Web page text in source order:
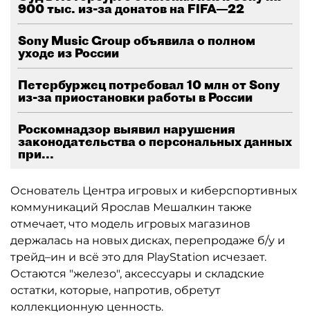
900 тыс. из-за донатов на FIFA—22
Sony Music Group объявила о полном
уходе из России
Петербуржец потребовал 10 млн от Sony
из-за приостановки работы в России
Роскомнадзор выявил нарушения
законодательства о персональных данных
при...
Основатель Центра игровых и киберспортивных
коммуникаций Ярослав Мешалкин также
отмечает, что модель игровых магазинов
держалась на новых дисках, перепродаже б/у и
трейд–ин и всё это для PlayStation исчезает.
Остаются "железо", аксессуары и складские
остатки, которые, напротив, обретут
коллекционную ценность.